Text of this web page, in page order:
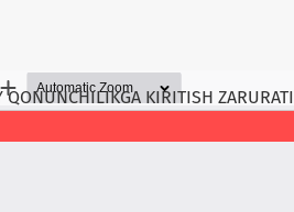
QONUNCHILIKGA KIRITISH ZARURATI